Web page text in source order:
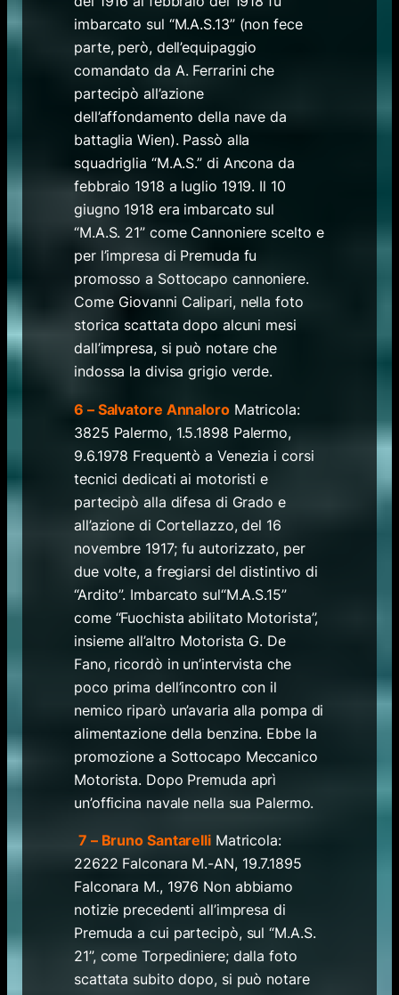
imbarcato sul “M.A.S.13” (non fece
parte, però, dell’equipaggio
comandato da A. Ferrarini che
partecipò all’azione
dell’affondamento della nave da
battaglia Wien). Passò alla
squadriglia “M.A.S.” di Ancona da
febbraio 1918 a luglio 1919. Il 10
giugno 1918 era imbarcato sul
“M.A.S. 21” come Cannoniere scelto e
per l’impresa di Premuda fu
promosso a Sottocapo cannoniere.
Come Giovanni Calipari, nella foto
storica scattata dopo alcuni mesi
dall’impresa, si può notare che
indossa la divisa grigio verde.
6 – Salvatore AnnaloroMatricola:
3825 Palermo, 1.5.1898 Palermo,
9.6.1978 Frequentò a Venezia i corsi
tecnici dedicati ai motoristi e
partecipò alla difesa di Grado e
all’azione di Cortellazzo, del 16
novembre 1917; fu autorizzato, per
due volte, a fregiarsi del distintivo di
“Ardito”. Imbarcato sul“M.A.S.15”
come “Fuochista abilitato Motorista”,
insieme all’altro Motorista G. De
Fano, ricordò in un’intervista che
poco prima dell’incontro con il
nemico riparò un’avaria alla pompa di
alimentazione della benzina. Ebbe la
promozione a Sottocapo Meccanico
Motorista. Dopo Premuda aprì
un’officina navale nella sua Palermo.
7 – Bruno Santarelli Matricola:
22622 Falconara M.-AN, 19.7.1895
Falconara M., 1976 Non abbiamo
notizie precedenti all’impresa di
Premuda a cui partecipò, sul “M.A.S.
21”, come Torpediniere; dalla foto
scattata subito dopo, si può notare